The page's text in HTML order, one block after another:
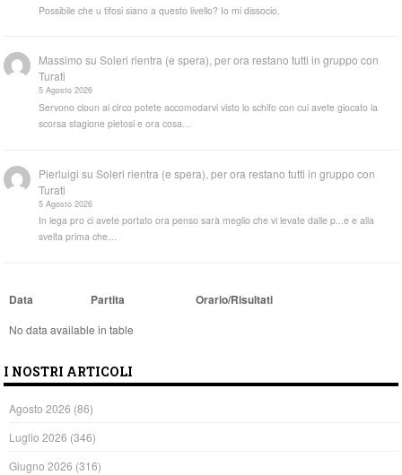
Possibile che u tifosi siano a questo livello? Io mi dissocio.
Massimo suSoleri rientra (e spera), per ora restano tutti in gruppo con
Turati
5 Agosto 2026
Servono cloun al circo potete accomodarvi visto lo schifo con cui avete giocato la
scorsa stagione pietosi e ora cosa…
Pierluigi suSoleri rientra (e spera), per ora restano tutti in gruppo con
Turati
5 Agosto 2026
In lega pro ci avete portato ora penso sarà meglio che vi levate dalle p...e e alla
svelta prima che…
Data Partita Orario/Risultati
No data available in table
I NOSTRI ARTICOLI
Agosto 2026 (86)
Luglio 2026 (346)
Giugno 2026 (316)